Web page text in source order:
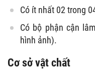
Có ít nhất 02 trong
Có bộ phận cận
hình ảnh).
Cơ sở vật chất